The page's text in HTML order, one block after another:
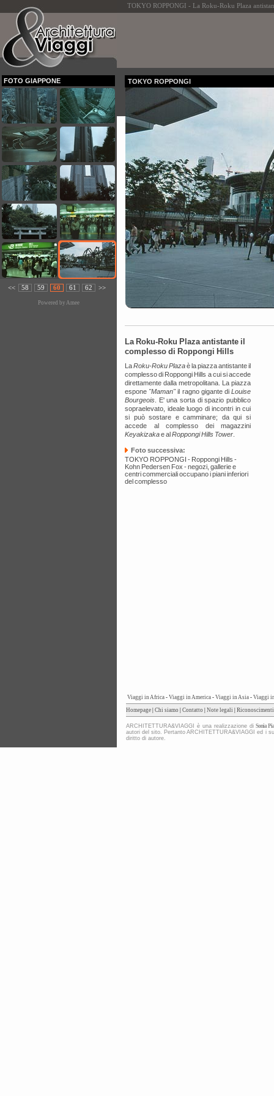
TOKYO ROPPONGI - La Roku-Roku Plaza
FOTO GIAPPONE
<< 58 59 60 61 62 >>
Powered by Amee
TOKYO ROPPONGI
La Roku-Roku Plaza antistante il
complesso di Roppongi Hills
LaRoku-Roku Plazaè la piazza antistante il
complesso di Roppongi Hills a cui si accede
direttamente dalla metropolitana. La piazza
espone "Maman"il ragno gigante diLouise
Bourgeois . E' una sorta di spazio pubblico
sopraelevato, ideale luogo di incontri in cui
si può sostare e camminare; da qui si
accede al complesso dei magazzini
Keyakizakae alRoppongi Hills Tower
Foto successiva:
TOKYO ROPPONGI - Roppongi Hills -
Kohn Pedersen Fox - negozi, gallerie e
centri commerciali occupano i piani inferiori
del complesso
Viaggi in Africa - Viaggi in America - Viaggi in Asia - Viaggi
Homepage Chi siamo Contatto Note legali Riconoscimenti
ARCHITETTURA&VIAGGI è una realizzazione diSonia
autori del sito. Pertanto ARCHITETTURA&VIAGGI ed i
diritto di autore.